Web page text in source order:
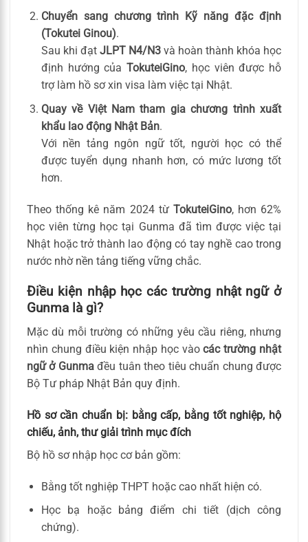
Chuyển sang chương trình Kỹ năng đặc định
(Tokutei Ginou).
Sau khi đạt JLPT N4/N3và hoàn thành khóa học
định hướng củaTokuteiGino, học viên được hỗ
trợ làm hồ sơ xin visa làm việc tại Nhật.
Quay về Việt Nam tham gia chương trình xuất
khẩu lao động Nhật Bản.
Với nền tảng ngôn ngữ tốt, người học có thể
được tuyển dụng nhanh hơn, có mức lương tốt
hơn.
Theo thống kê năm 2024 từ TokuteiGino, hơn 62%
học viên từng học tại Gunma đã tìm được việc tại
Nhật hoặc trở thành lao động có tay nghề cao trong
nước nhờ nền tảng tiếng vững chắc.
Điều kiện nhập học các trường nhật ngữ ở
Gunma là gì?
Mặc dù mỗi trường có những yêu cầu riêng, nhưng
nhìn chung điều kiện nhập học vàocác trường nhật
ngữ ở Gunmađều tuân theo tiêu chuẩn chung được
Bộ Tư pháp Nhật Bản quy định.
Hồ sơ cần chuẩn bị: bằng cấp, bằng tốt nghiệp, hộ
chiếu, ảnh, thư giải trình mục đích
Bộ hồ sơ nhập học cơ bản gồm:
Bằng tốt nghiệp THPT hoặc cao nhất hiện có.
Học bạ hoặc bảng điểm chi tiết (dịch công
chứng).